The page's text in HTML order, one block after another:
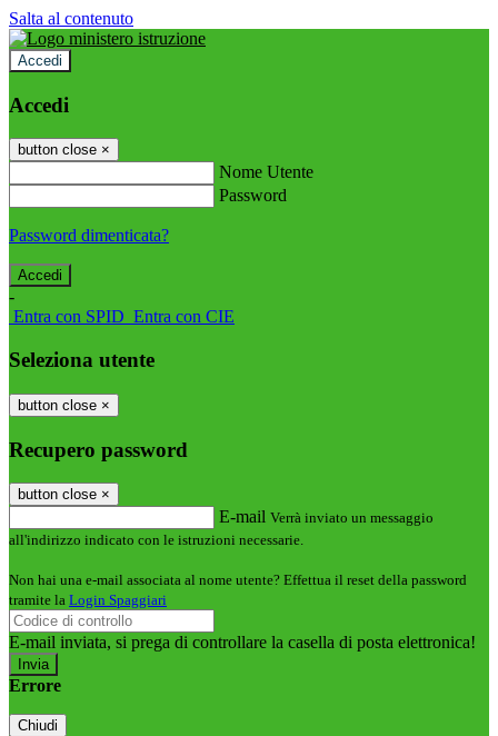
Salta al contenuto
Accedi
Accedi
button close ×
Nome Utente
Password
Password dimenticata?
-
Entra con SPID Entra con CIE
Seleziona utente
button close ×
Recupero password
button close ×
E-mail Verrà inviato un messaggio
all'indirizzo indicato con le istruzioni necessarie.
Non hai una e-mail associata al nome utente? Effettua il reset della password
tramite la Login Spaggiari
E-mail inviata, si prega di controllare la casella di posta elettronica!
Errore
Chiudi